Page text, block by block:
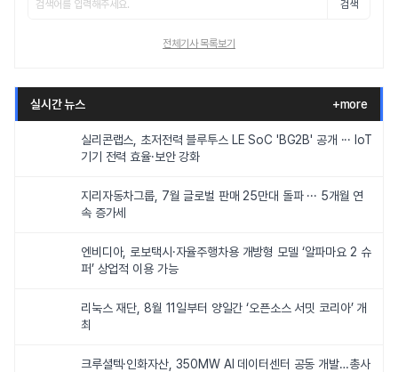
검색
전체기사 목록보기
실시간 뉴스 +more
실리콘랩스, 초저전력 블루투스 LE SoC 'BG2B' 공개 ··· IoT
기기 전력 효율·보안 강화
지리자동차그룹, 7월 글로벌 판매 25만대 돌파 ··· 5개월 연
속 증가세
엔비디아, 로보택시·자율주행차용 개방형 모델 ‘알파마요 2 슈
퍼’ 상업적 이용 가능
리눅스 재단, 8월 11일부터 양일간 ‘오픈소스 서밋 코리아’ 개
최
크루셜텍·인화자산, 350MW AI 데이터센터 공동 개발…총사